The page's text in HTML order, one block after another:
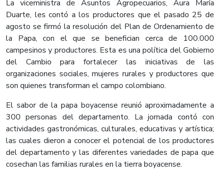
La viceministra de Asuntos Agropecuarios, Aura María
Duarte, les contó a los productores que el pasado 25 de
agosto se firmó la resolución del Plan de Ordenamiento de
la Papa, con el que se benefician cerca de 100.000
campesinos y productores. Esta es una política del Gobierno
del Cambio para fortalecer las iniciativas de las
organizaciones sociales, mujeres rurales y productores que
son quienes transforman el campo colombiano.
El sabor de la papa boyacense reunió aproximadamente a
300 personas del departamento. La jornada contó con
actividades gastronómicas, culturales, educativas y artística;
las cuales dieron a conocer el potencial de los productores
del departamento y las diferentes variedades de papa que
cosechan las familias rurales en la tierra boyacense.